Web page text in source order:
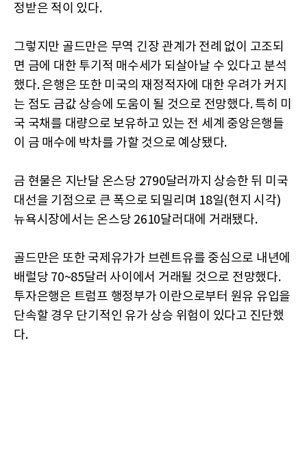
정받은 적이 있다.
그렇지만 골드만은 무역 긴장 관계가 전례 없이 고조되
면 금에 대한 투기적 매수세가 되살아날 수 있다고 분석
했다. 은행은 또한 미국의 재정적자에 대한 우려가 커지
는 점도 금값 상승에 도움이 될 것으로 전망했다. 특히 미
국 국채를 대량으로 보유하고 있는 전 세계 중앙은행들
이 금 매수에 박차를 가할 것으로 예상됐다.
금 현물은 지난달 온스당 2790달러까지 상승한 뒤 미국
대선을 기점으로 큰 폭으로 되밀리며 18일(현지 시각)
뉴욕시장에서는 온스당 2610달러대에 거래됐다.
골드만은 또한 국제유가가 브렌트유를 중심으로 내년에
배럴당 70~85달러 사이에서 거래될 것으로 전망했다.
투자은행은 트럼프 행정부가 이란으로부터 원유 유입을
단속할 경우 단기적인 유가 상승 위험이 있다고 진단했
다.